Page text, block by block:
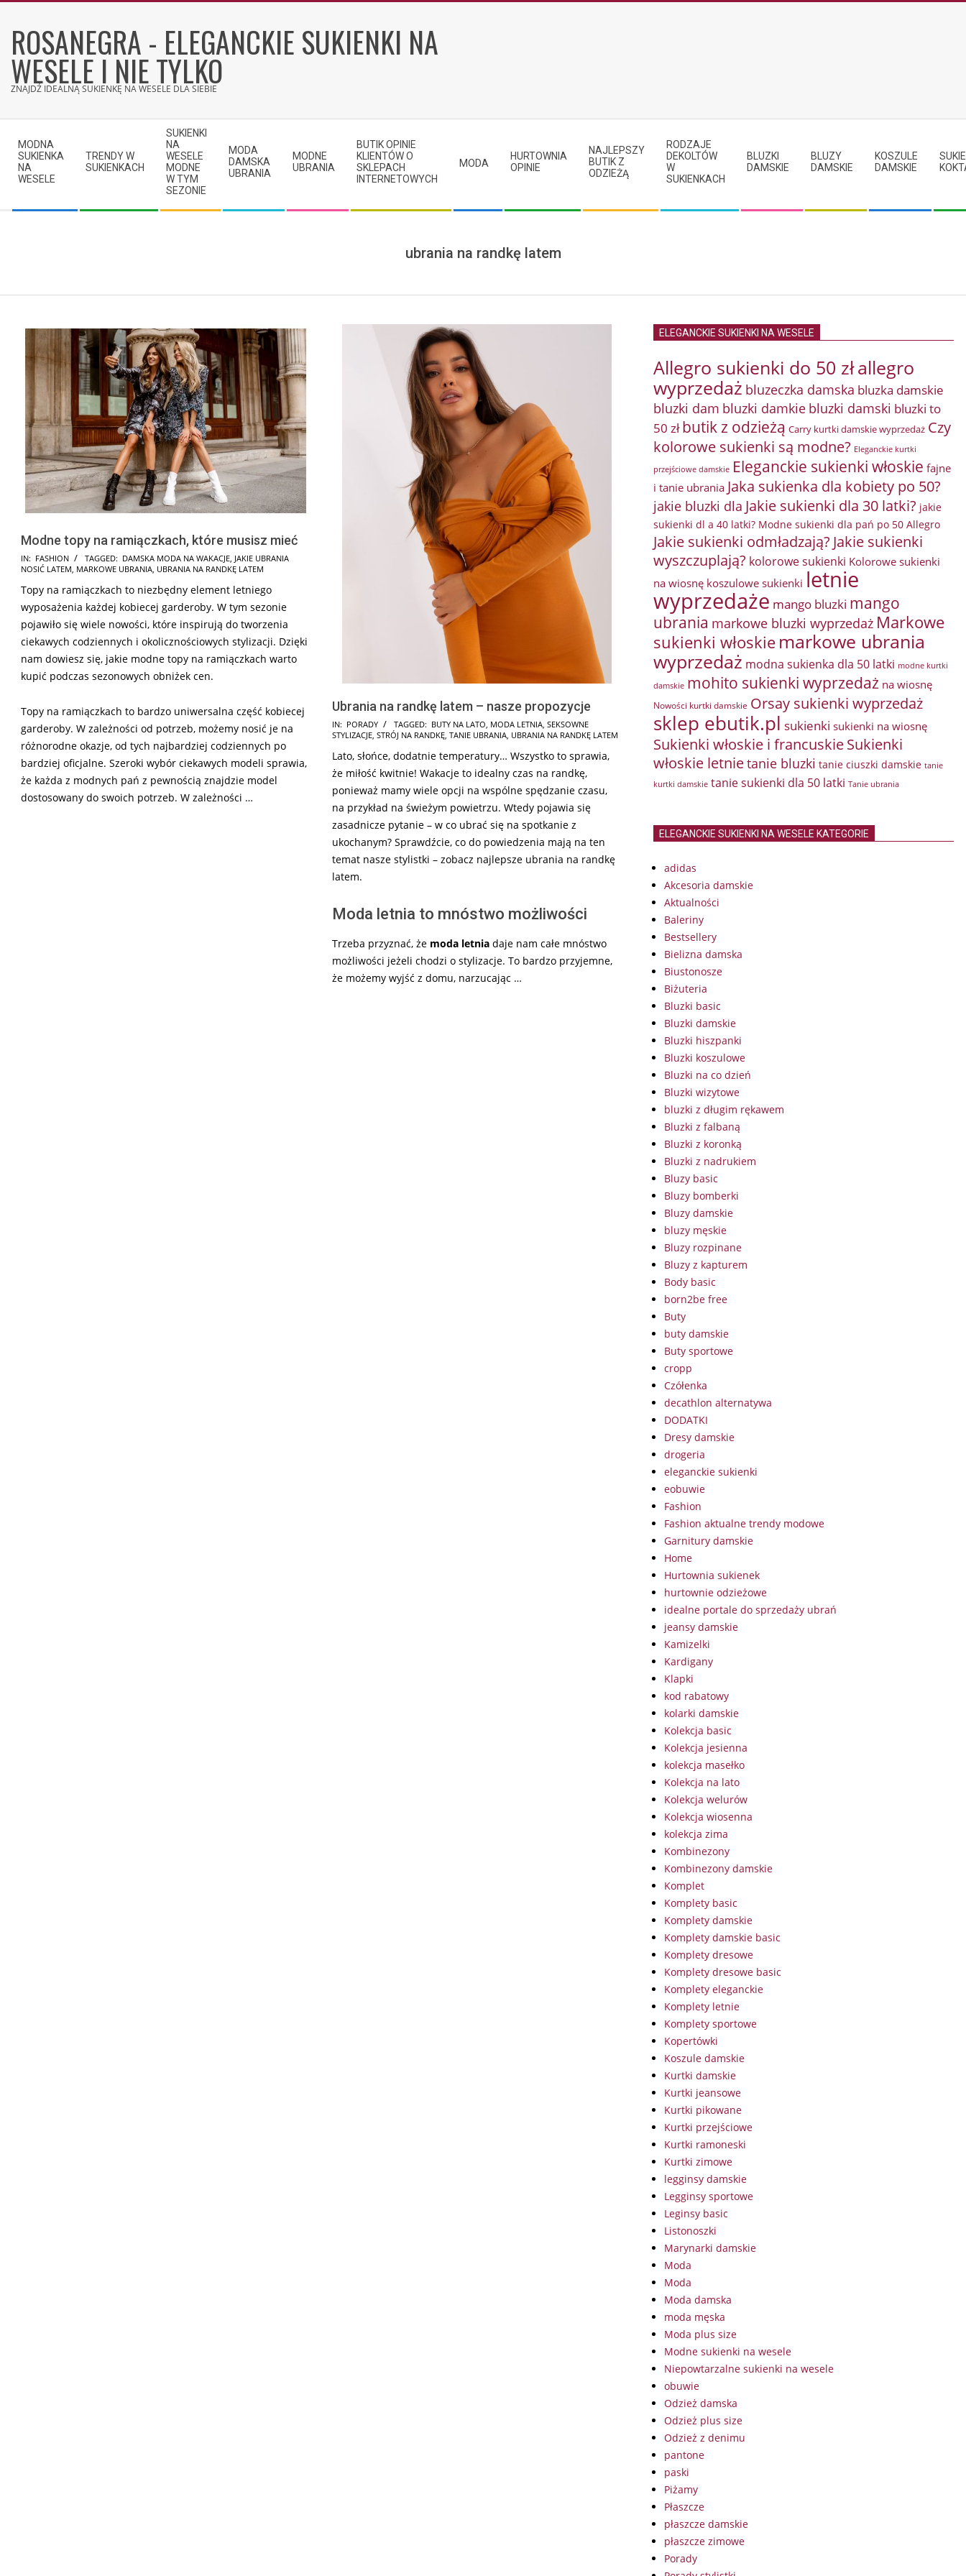
contentROSANEGRA - ELEGANCKIE SUKIENKI NA
WESELE I NIE TYLKO
ZNAJDŹ IDEALNĄ SUKIENKĘ NA WESELE DLA SIEBIE
Navigation
Menu
MODNA
SUKIENKA
NA
WESELE
TRENDY W
SUKIENKACH
SUKIENKI
NA
WESELE
MODNE
W TYM
SEZONIE
MODA
DAMSKA
UBRANIA
MODNE
UBRANIA
BUTIK OPINIE
KLIENTÓW O
SKLEPACH
INTERNETOWYCH
MODA
HURTOWNIA
OPINIE
NAJLEPSZY
BUTIK Z
ODZIEŻĄ
RODZAJE
DEKOLTÓW
W
SUKIENKACH
BLUZKI
DAMSKIE
BLUZY
DAMSKIE
KOSZULE
DAMSKIE
ubrania na randkę latem
Modne topy na ramiączkach, które musisz mieć
2025-
07-
30
IN: FASHION TAGGED: DAMSKA MODA NA WAKACJE JAKIE UBRANIA
NOSIĆ LATEM MARKOWE UBRANIA UBRANIA NA RANDKĘ LATEM
Topy na ramiączkach to niezbędny element letniego
wyposażenia każdej kobiecej garderoby. W tym sezonie
pojawiło się wiele nowości, które inspirują do tworzenia
ciekawych codziennych i okolicznościowych stylizacji. Dzięki
nam dowiesz się, jakie modne topy na ramiączkach warto
kupić podczas sezonowych obniżek cen.
Topy na ramiączkach to bardzo uniwersalna część kobiecej
garderoby. W zależności od potrzeb, możemy nosić je na
różnorodne okazje, od tych najbardziej codziennych po
bardziej oficjalne. Szeroki wybór ciekawych modeli sprawia,
że każda z modnych pań z pewnością znajdzie model
dostosowany do swoich potrzeb. W zależności …
Ubrania na randkę latem – nasze propozycje
2025-
07-
24
IN: PORADY TAGGED: BUTY NA LATO, MODA LETNIA, SEKSOWNE
STYLIZACJE, STRÓJ NA RANDKĘ, TANIE UBRANIA, UBRANIA NA RANDKĘ LATEM
Lato, słońce, dodatnie temperatury… Wszystko to sprawia,
że miłość kwitnie! Wakacje to idealny czas na randkę,
ponieważ mamy wiele opcji na wspólne spędzanie czasu,
na przykład na świeżym powietrzu. Wtedy pojawia się
zasadnicze pytanie – w co ubrać się na spotkanie z
ukochanym? Sprawdźcie, co do powiedzenia mają na ten
temat nasze stylistki – zobacz najlepsze ubrania na randkę
latem.
Moda letnia to mnóstwo możliwości
Trzeba przyznać, że moda letnia daje nam całe mnóstwo
możliwości jeżeli chodzi o stylizacje. To bardzo przyjemne,
że możemy wyjść z domu, narzucając …
ELEGANCKIE SUKIENKI NA WESELE
Allegro sukienki do 50 złallegro
wyprzedaż bluzeczka damska bluzka damskie
bluzki dam bluzki damkie bluzki damski bluzki to
50 zł butik z odzieżą Carry kurtki damskie wyprzedaż Czy
kolorowe sukienki są modne? Eleganckie kurtki
przejściowe damskie Eleganckie sukienki włoskie fajne
i tanie ubrania Jaka sukienka dla kobiety po 50?
jakie bluzki dla Jakie sukienki dla 30 latki? jakie
sukienki dl a 40 latki? Modne sukienki dla pań po 50 Allegro
Jakie sukienki odmładzają? Jakie sukienki
wyszczuplają? kolorowe sukienki Kolorowe sukienki
na wiosnę koszulowe sukienki letnie
wyprzedaże mango bluzki mango
ubrania markowe bluzki wyprzedaż Markowe
sukienki włoskie markowe ubrania
wyprzedaż modna sukienka dla 50 latki modne kurtki
damskie mohito sukienki wyprzedaż na wiosnę
Nowości kurtki damskie Orsay sukienki wyprzedaż
sklep ebutik.pl sukienki sukienki na wiosnę
Sukienki włoskie i francuskieSukienki
włoskie letnietanie bluzki tanie ciuszki damskie tanie
kurtki damskie tanie sukienki dla 50 latki Tanie ubrania
ELEGANCKIE SUKIENKI NA WESELE KATEGORIE
adidas
Akcesoria damskie
Aktualności
Baleriny
Bestsellery
Bielizna damska
Biustonosze
Biżuteria
Bluzki basic
Bluzki damskie
Bluzki hiszpanki
Bluzki koszulowe
Bluzki na co dzień
Bluzki wizytowe
bluzki z długim rękawem
Bluzki z falbaną
Bluzki z koronką
Bluzki z nadrukiem
Bluzy basic
Bluzy bomberki
Bluzy damskie
bluzy męskie
Bluzy rozpinane
Bluzy z kapturem
Body basic
born2be free
Buty
buty damskie
Buty sportowe
cropp
Czółenka
decathlon alternatywa
DODATKI
Dresy damskie
drogeria
eleganckie sukienki
eobuwie
Fashion
Fashion aktualne trendy modowe
Garnitury damskie
Home
Hurtownia sukienek
hurtownie odzieżowe
idealne portale do sprzedaży ubrań
jeansy damskie
Kamizelki
Kardigany
Klapki
kod rabatowy
kolarki damskie
Kolekcja basic
Kolekcja jesienna
kolekcja masełko
Kolekcja na lato
Kolekcja welurów
Kolekcja wiosenna
kolekcja zima
Kombinezony
Kombinezony damskie
Komplet
Komplety basic
Komplety damskie
Komplety damskie basic
Komplety dresowe
Komplety dresowe basic
Komplety eleganckie
Komplety letnie
Komplety sportowe
Kopertówki
Koszule damskie
Kurtki damskie
Kurtki jeansowe
Kurtki pikowane
Kurtki przejściowe
Kurtki ramoneski
Kurtki zimowe
legginsy damskie
Legginsy sportowe
Leginsy basic
Listonoszki
Marynarki damskie
Moda
Moda
Moda damska
moda męska
Moda plus size
Modne sukienki na wesele
Niepowtarzalne sukienki na wesele
obuwie
Odzież damska
Odzież plus size
Odzież z denimu
pantone
paski
Piżamy
Płaszcze
płaszcze damskie
płaszcze zimowe
Porady